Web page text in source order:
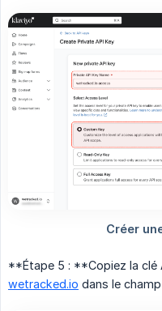
**Étape 5 : **Copiez la clé
wetracked.io dans le